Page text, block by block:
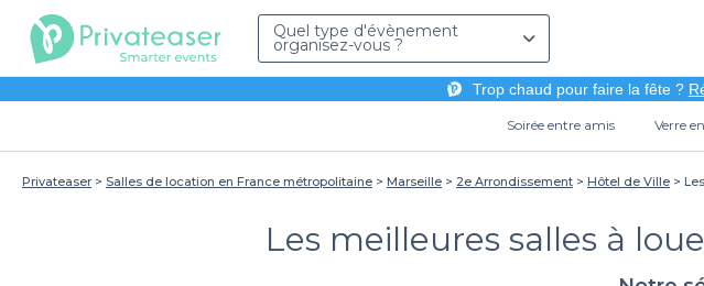
Quel type d'évènement
organisez-vous ?
Trop chaud pour faire la fête ?
Soirée entre amis Verre
Privateaser Salles de location en France métropolitaine Marseille 2e Arrondissement Hôtel de Ville
Les meilleures salles à